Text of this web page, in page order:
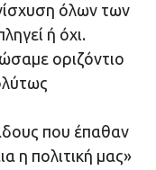
όλων των
ή όχι.
οριζόντιο
που έπαθαν
η πολιτική μας»